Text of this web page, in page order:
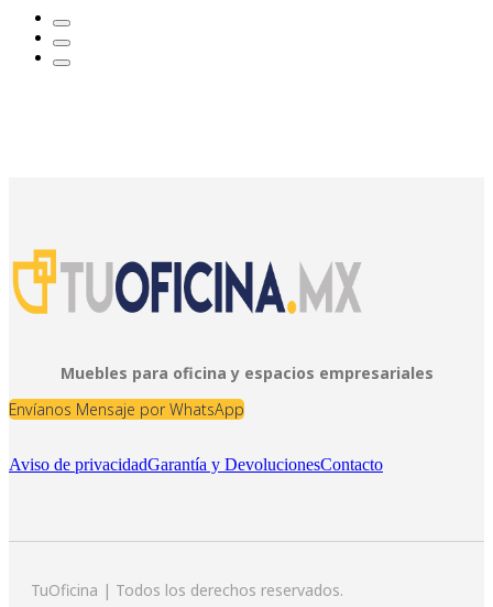
Muebles para oficina y espacios empresariales
Envíanos Mensaje por WhatsApp
Aviso de privacidadGarantía y DevolucionesContacto
TuOficina | Todos los derechos reservados.